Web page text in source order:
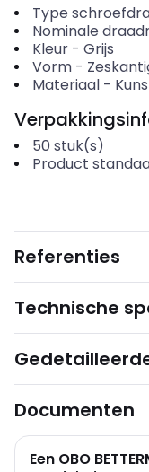
Type
Nominale
Kleur- Grijs
Vorm-
Materiaal-
50 stuk(s)
Product
Referenties
Technische
Documenten
Een OBO